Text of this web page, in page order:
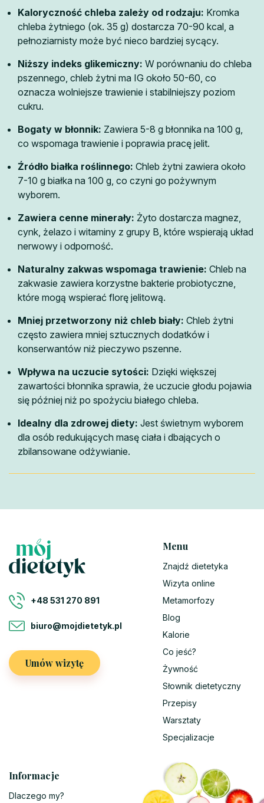
Kaloryczność chleba zależy od rodzaju: Kromka
chleba żytniego (ok. 35 g) dostarcza 70-90 kcal, a
pełnoziarnisty może być nieco bardziej sycący.
Niższy indeks glikemiczny: W porównaniu do chleba
pszennego, chleb żytni ma IG około 50-60, co
oznacza wolniejsze trawienie i stabilniejszy poziom
cukru.
Bogaty w błonnik: Zawiera 5-8 g błonnika na 100 g,
co wspomaga trawienie i poprawia pracę jelit.
Źródło białka roślinnego: Chleb żytni zawiera około
7-10 g białka na 100 g, co czyni go pożywnym
wyborem.
Zawiera cenne minerały: Żyto dostarcza magnez,
cynk, żelazo i witaminy z grupy B, które wspierają układ
nerwowy i odporność.
Naturalny zakwas wspomaga trawienie: Chleb na
zakwasie zawiera korzystne bakterie probiotyczne,
które mogą wspierać florę jelitową.
Mniej przetworzony niż chleb biały: Chleb żytni
często zawiera mniej sztucznych dodatków i
konserwantów niż pieczywo pszenne.
Wpływa na uczucie sytości: Dzięki większej
zawartości błonnika sprawia, że uczucie głodu pojawia
się później niż po spożyciu białego chleba.
Idealny dla zdrowej diety: Jest świetnym wyborem
dla osób redukujących masę ciała i dbających o
zbilansowane odżywianie.
+48 531 270 891
biuro@mojdietetyk.pl
Umów wizytę
Menu
Znajdź dietetyka
Wizyta online
Metamorfozy
Blog
Kalorie
Co jeść?
Żywność
Słownik dietetyczny
Przepisy
Warsztaty
Specjalizacje
Informacje
Dlaczego my?